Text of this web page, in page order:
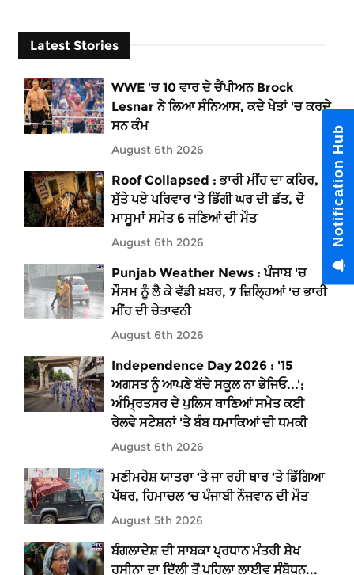
Latest Stories
WWE 'ਚ 10 ਵਾਰ ਦੇ ਚੈਂਪੀਅਨ Brock
Lesnar ਨੇ ਲਿਆ ਸੰਨਿਆਸ, ਕਦੇ ਖੇਤਾਂ 'ਚ ਕਰਦੇ
ਸਨ ਕੰਮ
August 6th 2026
Roof Collapsed : ਭਾਰੀ ਮੀਂਹ ਦਾ ਕਹਿਰ,
ਸੁੱਤੇ ਪਏ ਪਰਿਵਾਰ 'ਤੇ ਡਿੱਗੀ ਘਰ ਦੀ ਛੱਤ, ਦੋ
ਮਾਸੂਮਾਂ ਸਮੇਤ 6 ਜਣਿਆਂ ਦੀ ਮੌਤ
August 6th 2026
Punjab Weather News : ਪੰਜਾਬ 'ਚ
ਮੌਸਮ ਨੂੰ ਲੈ ਕੇ ਵੱਡੀ ਖ਼ਬਰ, 7 ਜ਼ਿਲ੍ਹਿਆਂ 'ਚ ਭਾਰੀ
ਮੀਂਹ ਦੀ ਚੇਤਾਵਨੀ
August 6th 2026
Independence Day 2026 : '15
ਅਗਸਤ ਨੂੰ ਆਪਣੇ ਬੱਚੇ ਸਕੂਲ ਨਾ ਭੇਜਿਓ...';
ਅੰਮ੍ਰਿਤਸਰ ਦੇ ਪੁਲਿਸ ਥਾਣਿਆਂ ਸਮੇਤ ਕਈ
ਰੇਲਵੇ ਸਟੇਸ਼ਨਾਂ 'ਤੇ ਬੰਬ ਧਮਾਕਿਆਂ ਦੀ ਧਮਕੀ
August 6th 2026
ਮਣੀਮਹੇਸ਼ ਯਾਤਰਾ ‘ਤੇ ਜਾ ਰਹੀ ਥਾਰ ‘ਤੇ ਡਿੱਗਿਆ
ਪੱਥਰ, ਹਿਮਾਚਲ ‘ਚ ਪੰਜਾਬੀ ਨੌਜਵਾਨ ਦੀ ਮੌਤ
August 5th 2026
ਬੰਗਲਾਦੇਸ਼ ਦੀ ਸਾਬਕਾ ਪ੍ਰਧਾਨ ਮੰਤਰੀ ਸ਼ੇਖ
ਹਸੀਨਾ ਦਾ ਦਿੱਲੀ ਤੋਂ ਪਹਿਲਾ ਲਾਈਵ ਸੰਬੋਧਨ...
Notification Hub